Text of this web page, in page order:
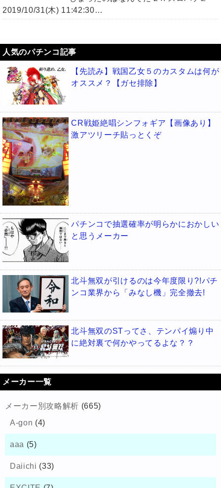
2019/10/31(木) 11:42:30…
人気のパチンコ記事
【先読み】戦国乙女５のカスタムは何が
オススメ？【ガセ排除】
CR戦姫絶唱シンフォギア【画像あり】
激アツリーチ貼っとくぞ
パチンコで抽選確率が明らかにおかしい
と思うメーカー
北斗無双が引けるのは今年度限り?!パチ
ンコ業界から「みなし機」完全撤去!
北斗無双のSTってさ、テンパイ煽り中
に絶対裏で何かやってるよな？？
メーカー一覧
メーカー別攻略解析 (665)
A-gon (4)
aaa (5)
Daiichi (33)